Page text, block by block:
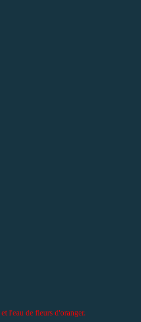
l'eau de fleurs d'oranger.